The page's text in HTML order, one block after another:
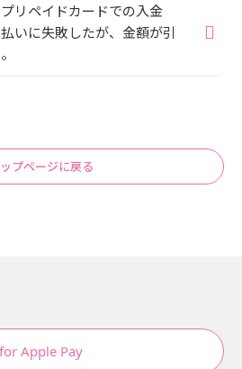
リペイドカードでの入金
払いに失敗したが、金額が引
ップページに戻る
for Apple Pay